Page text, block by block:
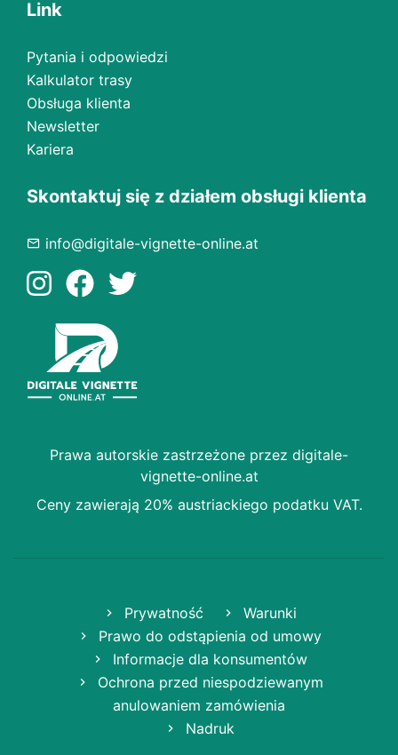
Link
Pytania i odpowiedzi
Kalkulator trasy
Obsługa klienta
Newsletter
Kariera
Skontaktuj się z działem obsługi klienta
info@digitale-vignette-online.at
Prawa autorskie zastrzeżone przez digitale-
vignette-online.at
Ceny zawierają 20% austriackiego podatku VAT.
Prywatność
Warunki
Prawo do odstąpienia od umowy
Informacje dla konsumentów
Ochrona przed niespodziewanym
anulowaniem zamówienia
Nadruk